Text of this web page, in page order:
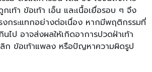
เท้า ข้อเท้า เอ็น และเนื้อเยื่อรอบ ๆ จึง
งกระแทกอย่างต่อเนื่อง หากมีพฤติกรรมที่
นไป อาจส่งผลให้เกิดอาการปวดฝ่าเท้า
ก ข้อเท้าแพลง หรือปัญหาความผิดรูป